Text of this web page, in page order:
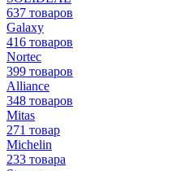
637 товаров
Galaxy
416 товаров
Nortec
399 товаров
Alliance
348 товаров
Mitas
271 товар
Michelin
233 товара